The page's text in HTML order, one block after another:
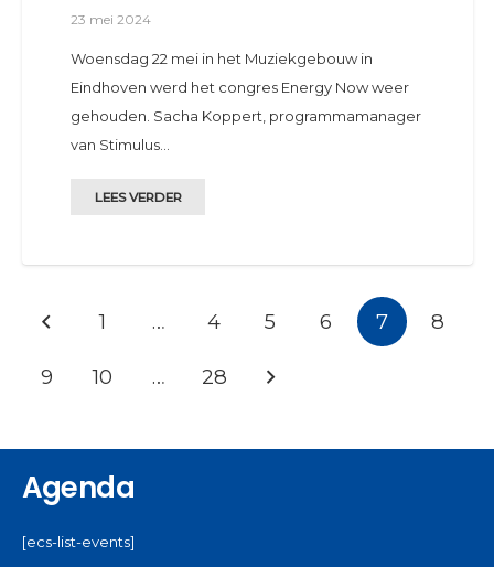
23 mei 2024
Woensdag 22 mei in het Muziekgebouw in
Eindhoven werd het congres Energy Now weer
gehouden. Sacha Koppert, programmamanager
van Stimulus…
LEES VERDER
1 … 4 5 6 7 8
9 10 … 28
Agenda
[ecs-list-events]